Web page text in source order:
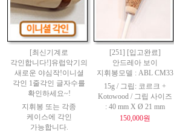
[최신기계로
각인합니다!]유럽악기의
새로운 야심작!이니셜
각인 1줄각인 글자수를
확인하세요~!
지휘봉 또는 각종
케이스에 각인
가능합니다.
[251] [입고완료]
안드레아 보이
지휘봉모델 : ABL CM33
15g / 그립: 코르크 +
Kotowood / 그립 사이즈
: 40 mm X Ø 21 mm
150,000원